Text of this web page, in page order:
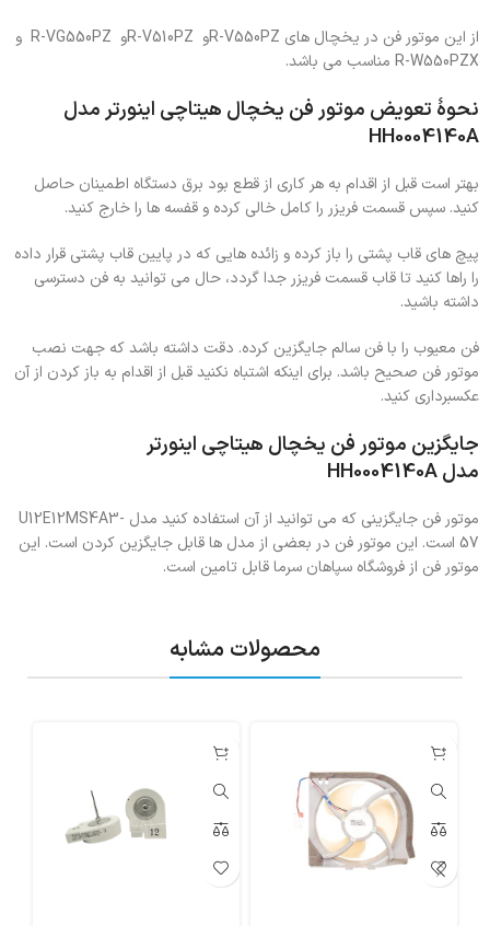
از این موتور فن در یخچال های R-V550PZو R-V510PZو R-VG550PZ و
R-W550PZX مناسب می باشد.
نحوۀ تعویض موتور فن یخچال هیتاچی اینورتر مدل
HH0004140A
بهتر است قبل از اقدام به هر کاری از قطع بود برق دستگاه اطمینان حاصل
کنید. سپس قسمت فریزر را کامل خالی کرده و قفسه ها را خارج کنید.
پیچ های قاب پشتی را باز کرده و زائده هایی که در پایین قاب پشتی قرار داده
را راها کنید تا قاب قسمت فریزر جدا گردد، حال می توانید به فن دسترسی
داشته باشید.
فن معیوب را با فن سالم جایگزین کرده. دقت داشته باشد که جهت نصب
موتور فن صحیح باشد. برای اینکه اشتباه نکنید قبل از اقدام به باز کردن از آن
عکسبرداری کنید.
جایگزین موتور فن یخچال هیتاچی اینورتر
مدلHH0004140A
موتور فن جایگزینی که می توانید از آن استفاده کنید مدل U12E12MS4A3-
57 است. این موتور فن در بعضی از مدل ها قابل جایگزین کردن است. این
موتور فن از فروشگاه سپاهان سرما قابل تامین است.
محصولات مشابه